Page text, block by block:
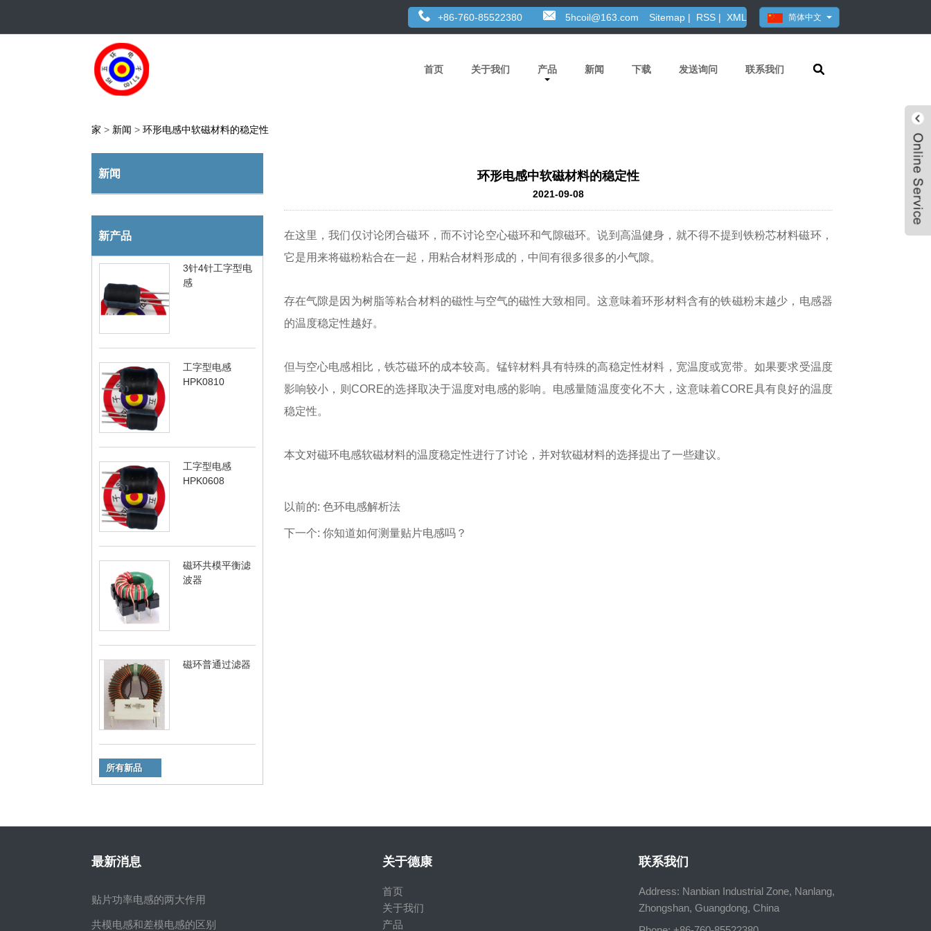
简体中文
+86-760-85522380 5hcoil@163.com Sitemap | RSS | XML
首页 关于我们 产品 新闻 下载 发送询问 联系我们
家 > 新闻 > 环形电感中软磁材料的稳定性
新闻
新产品
3针4针工字型电
感
工字型电感
HPK0810
工字型电感
HPK0608
磁环共模平衡滤
波器
磁环普通过滤器
所有新品
环形电感中软磁材料的稳定性
2021-09-08
在这里，我们仅讨论闭合磁环，而不讨论空心磁环和气隙磁环。说到高温健身，就不得不提到铁粉芯材料磁环​​，
它是用来将磁粉粘合在一起，用粘合材料形成的，中间有很多很多的小气隙。
存在气隙是因为树脂等粘合材料的磁性与空气的磁性大致相同。这意味着环形材料含有的铁磁粉末越少，电感器
的温度稳定性越好。
但与空心电感相比，铁芯磁环的成本较高。锰锌材料具有特殊的高稳定性材料，宽温度或宽带。如果要求受温度
影响较小，则CORE的选择取决于温度对电感的影响。电感量随温度变化不大，这意味着CORE具有良好的温度
稳定性。
本文对磁环电感软磁材料的温度稳定性进行了讨论，并对软磁材料的选择提出了一些建议。
以前的: 色环电感解析法
下一个: 你知道如何测量贴片电感吗？
联系我们
Address: Nanbian Industrial Zone, Nanlang,
Zhongshan, Guangdong, China
关于德康
首页
关于我们
产品
最新消息
贴片功率电感的两大作用
共模电感和差模电感的区别